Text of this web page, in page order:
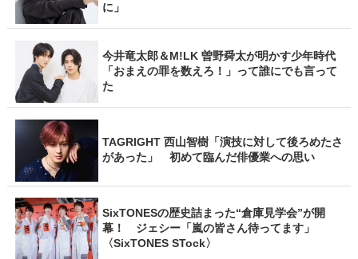
に」
今井竜太郎＆M!LK 曽野舜太が明かす少年時代
「おまえの罪を数えろ！」って誰にでも言って
た
TAGRIGHT 西山智樹「演技に対して後ろめたさ
があった」 初めて臨んだ俳優業への思い
SixTONESの歴史詰まった“倉庫見学会”が開
幕！ ジェシー「嵐の皆さん待ってます」
〈SixTONES STock〉